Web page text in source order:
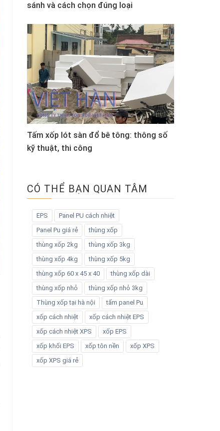
sánh và cách chọn đúng loại
Tấm xốp lót sàn đổ bê tông: thông số
kỹ thuật, thi công
CÓ THỂ BẠN QUAN TÂM
EPS
Panel PU cách nhiệt
Panel Pu giá rẻ
thùng xốp
thùng xốp 2kg
thùng xốp 3kg
thùng xốp 4kg
thùng xốp 5kg
thùng xốp 60 x 45 x 40
thùng xốp dài
thùng xốp nhỏ
thùng xốp nhỏ 3kg
Thùng xốp tại hà nội
tấm panel Pu
xốp cách nhiệt
xốp cách nhiệt EPS
xốp cách nhiệt XPS
xốp EPS
xốp khối EPS
xốp tôn nền
xốp XPS
xốp XPS giá rẻ